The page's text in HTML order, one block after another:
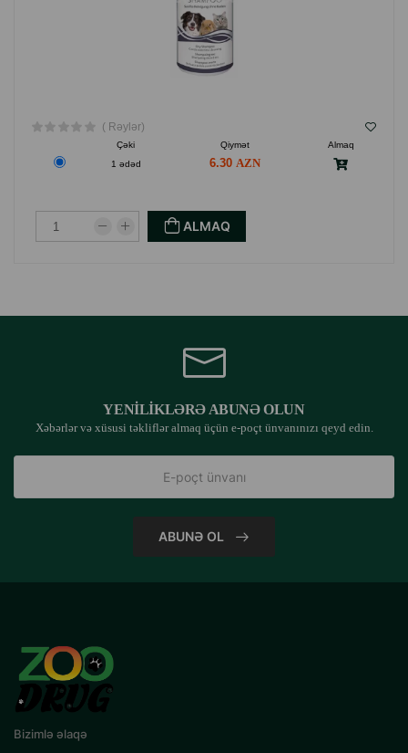
( Rəylər)
Çəki Qiymət
Almaq
1 ədəd
6.30
ALMAQ
YENILIKLƏRƏ ABUNƏ OLUN
Xəbərlər və xüsusi təkliflər almaq üçün e-poçt ünvanınızı qeyd edin.
ABUNƏ OL
Bizimlə əlaqə